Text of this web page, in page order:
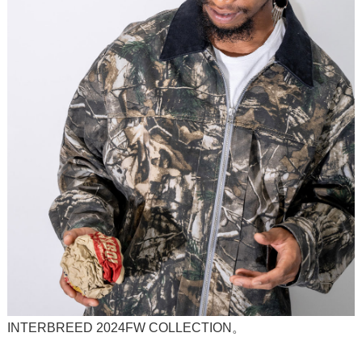
INTERBREED 2024FW COLLECTION。